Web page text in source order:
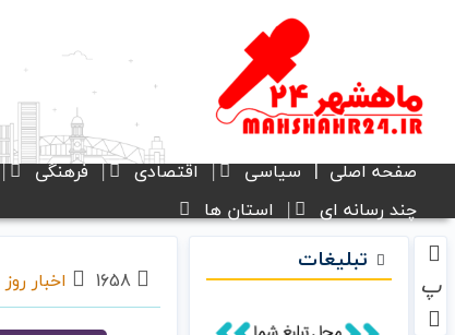
صفحه اصلی سیاسی اقتصادی فرهنگی
چند رسانه ای
استان ها
پ
تبلیغات
اخبار روز